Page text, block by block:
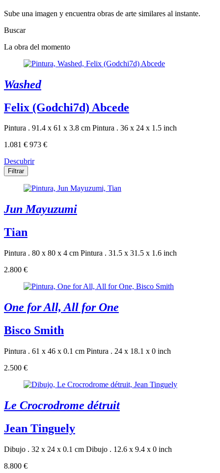
Sube una imagen y encuentra obras de arte similares al instante.
Buscar
La obra del momento
Washed
Felix (Godchi7d) Abcede
Pintura . 91.4 x 61 x 3.8 cm Pintura . 36 x 24 x 1.5 inch
1.081 € 973 €
Descubrir
Filtrar
Jun Mayuzumi
Tian
Pintura . 80 x 80 x 4 cm Pintura . 31.5 x 31.5 x 1.6 inch
2.800 €
One for All, All for One
Bisco Smith
Pintura . 61 x 46 x 0.1 cm Pintura . 24 x 18.1 x 0 inch
2.500 €
Le Crocrodrome détruit
Jean Tinguely
Dibujo . 32 x 24 x 0.1 cm Dibujo . 12.6 x 9.4 x 0 inch
8.800 €